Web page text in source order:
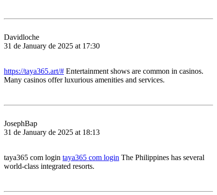
Davidloche
31 de January de 2025 at 17:30
https://taya365.art/# Entertainment shows are common in casinos.
Many casinos offer luxurious amenities and services.
JosephBap
31 de January de 2025 at 18:13
taya365 com login taya365 com login The Philippines has several
world-class integrated resorts.